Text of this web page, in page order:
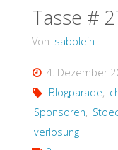
Tasse #
Von sabolein
4. Dezember
Blogparade,
Sponsoren,
verlosung